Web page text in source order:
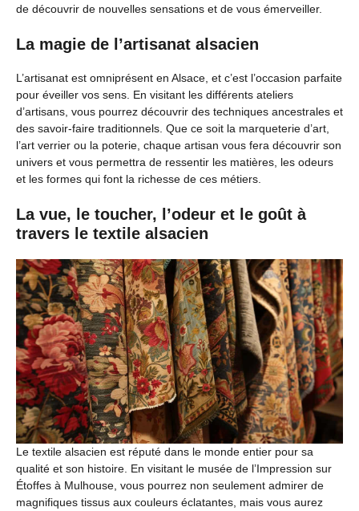
de découvrir de nouvelles sensations et de vous émerveiller.
La magie de l’artisanat alsacien
L’artisanat est omniprésent en Alsace, et c’est l’occasion parfaite
pour éveiller vos sens. En visitant les différents ateliers
d’artisans, vous pourrez découvrir des techniques ancestrales et
des savoir-faire traditionnels. Que ce soit la marqueterie d’art,
l’art verrier ou la poterie, chaque artisan vous fera découvrir son
univers et vous permettra de ressentir les matières, les odeurs
et les formes qui font la richesse de ces métiers.
La vue, le toucher, l’odeur et le goût à
travers le textile alsacien
Le textile alsacien est réputé dans le monde entier pour sa
qualité et son histoire. En visitant le musée de l’Impression sur
Étoffes à Mulhouse, vous pourrez non seulement admirer de
magnifiques tissus aux couleurs éclatantes, mais vous aurez